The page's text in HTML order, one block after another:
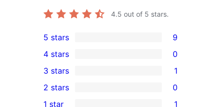
4.5 out of 5 stars.
9
5-
star
reviews
5 stars 9
4-
star
reviews
4 stars 0
1
3-
3 stars 1
2 stars 0
1 star 1